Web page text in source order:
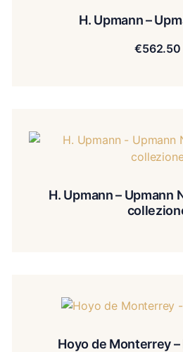
H. Upmann –
€562.50
H. Upmann – Upmann
Hoyo de Monterrey